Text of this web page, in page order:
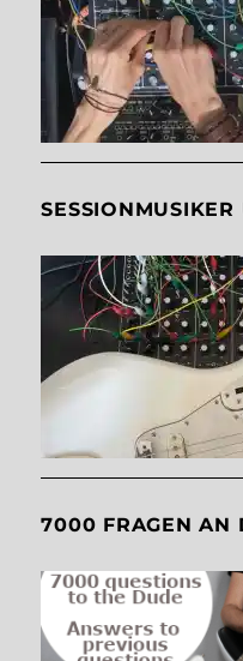
7000 FRAGEN AN